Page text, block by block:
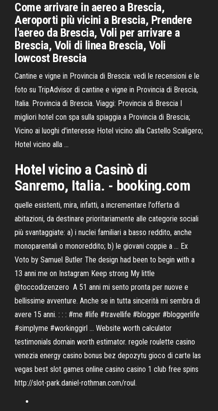
Come arrivare in aereo a Brescia,
Aeroporti più vicini a Brescia, Prendere
l'aereo da Brescia, Voli per arrivare a
Brescia, Voli di linea Brescia, Voli
lowcost Brescia
Cantine e vigne in Provincia di Brescia: vedi le recensioni e le
foto su TripAdvisor di cantine e vigne in Provincia di Brescia,
Italia. Provincia di Brescia. Viaggi: Provincia di Brescia I
migliori hotel con spa sulla spiaggia a Provincia di Brescia;
Vicino ai luoghi d'interesse Hotel vicino alla Castello Scaligero;
Hotel vicino alla ...
Hotel vicino a Casinò di
Sanremo, Italia. - booking.com
quelle esistenti, mira, infatti, a incrementare l'offerta di
abitazioni, da destinare prioritariamente alle categorie sociali
più svantaggiate: a) i nuclei familiari a basso reddito, anche
monoparentali o monoreddito; b) le giovani coppie a … Ex
Voto by Samuel Butler The design had been to begin with a
13 anni me on Instagram Keep strong My little
@toccodizenzero ️ A 51 anni mi sento pronta per nuove e
bellissime avventure. Anche se in tutta sincerità mi sembra di
avere 15 anni. : : : #me #life #travellife #blogger #bloggerlife
#simplyme #workinggirl … Website worth calculator
testimonials domain worth estimator. regole roulette casino
venezia energy casino bonus bez depozytu gioco di carte las
vegas best slot games online casino casino 1 club free spins
http://slot-park.daniel-rothman.​com/roul.